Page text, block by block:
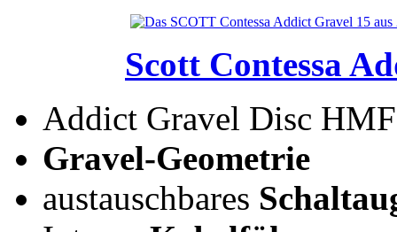
Scott Contessa
Addict Gravel Disc
Gravel-Geometrie
austauschbares